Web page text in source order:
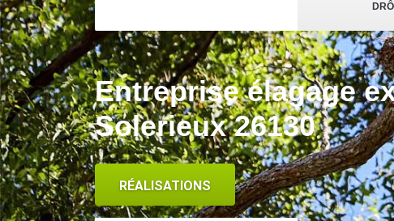
Entreprise élagage
Solerieux 26130
RÉALISATIONS